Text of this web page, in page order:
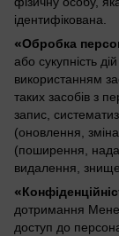
ідентифікована.
«Обробка
або сукупність
використанням
таких засобів з
запис,
(оновлення,
(поширення,
видалення,
дотримання
доступ до